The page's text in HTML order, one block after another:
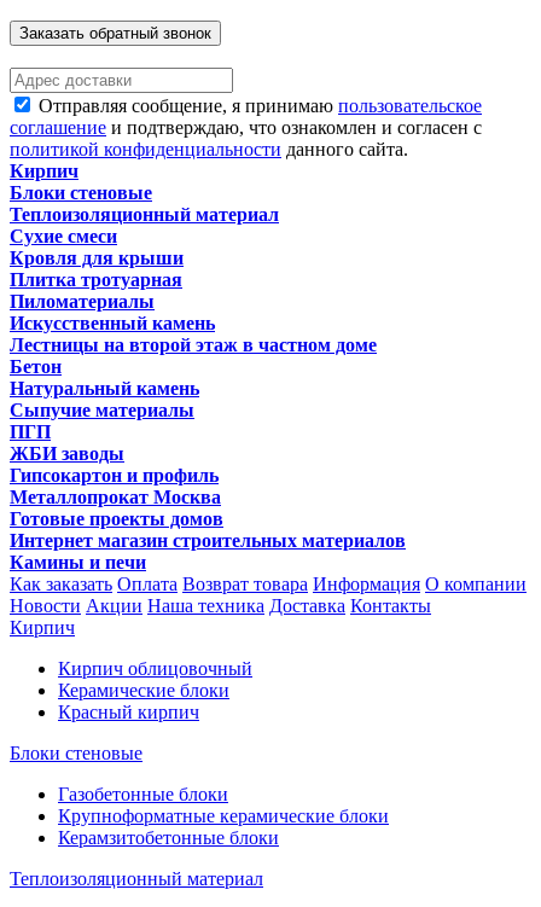
Заказать обратный звонок
Отправляя сообщение, я принимаю пользовательское
соглашение и подтверждаю, что ознакомлен и согласен с
политикой конфиденциальности данного сайта.
Кирпич
Блоки стеновые
Теплоизоляционный материал
Сухие смеси
Кровля для крыши
Плитка тротуарная
Пиломатериалы
Искусственный камень
Лестницы на второй этаж в частном доме
Бетон
Натуральный камень
Сыпучие материалы
ПГП
ЖБИ заводы
Гипсокартон и профиль
Металлопрокат Москва
Готовые проекты домов
Интернет магазин строительных материалов
Камины и печи
Как заказать Оплата Возврат товара Информация О компании
Новости Акции Наша техника Доставка Контакты
Кирпич
Кирпич облицовочный
Керамические блоки
Красный кирпич
Блоки стеновые
Газобетонные блоки
Крупноформатные керамические блоки
Керамзитобетонные блоки
Теплоизоляционный материал